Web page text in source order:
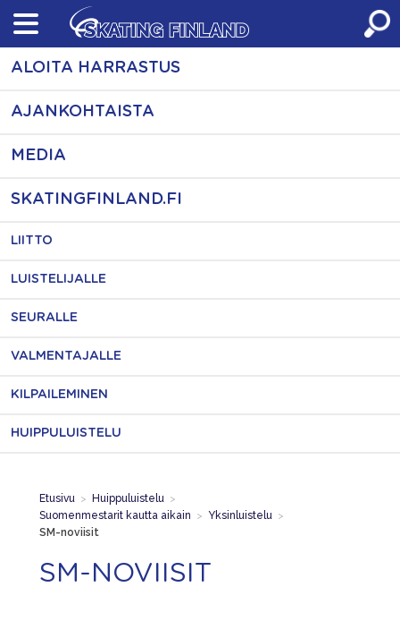
Skip
content
ALOITA HARRASTUS
AJANKOHTAISTA
MEDIA
SKATINGFINLAND.FI
LIITTO
LUISTELIJALLE
SEURALLE
VALMENTAJALLE
KILPAILEMINEN
HUIPPULUISTELU
Etusivu > Huippuluistelu >
Suomenmestarit kautta aikain > Yksinluistelu >
SM-noviisit
SM-NOVIISIT